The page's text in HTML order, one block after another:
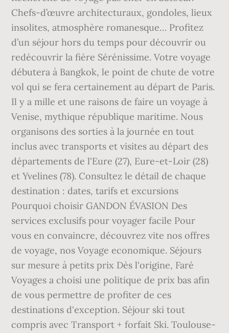
Chefs-d’œuvre architecturaux, gondoles, lieux
insolites, atmosphère romanesque… Profitez
d’un séjour hors du temps pour découvrir ou
redécouvrir la fière Sérénissime. Votre voyage
débutera à Bangkok, le point de chute de votre
vol qui se fera certainement au départ de Paris.
Il y a mille et une raisons de faire un voyage à
Venise, mythique république maritime. Nous
organisons des sorties à la journée en tout
inclus avec transports et visites au départ des
départements de l'Eure (27), Eure-et-Loir (28)
et Yvelines (78). Consultez le détail de chaque
destination : dates, tarifs et excursions
Pourquoi choisir GANDON ÉVASION Des
services exclusifs pour voyager facile Pour
vous en convaincre, découvrez vite nos offres
de voyage, nos Voyage economique. Séjours
sur mesure à petits prix Dès l'origine, Faré
Voyages a choisi une politique de prix bas afin
de vous permettre de profiter de ces
destinations d'exception. Séjour ski tout
compris avec Transport + forfait Ski. Toulouse-